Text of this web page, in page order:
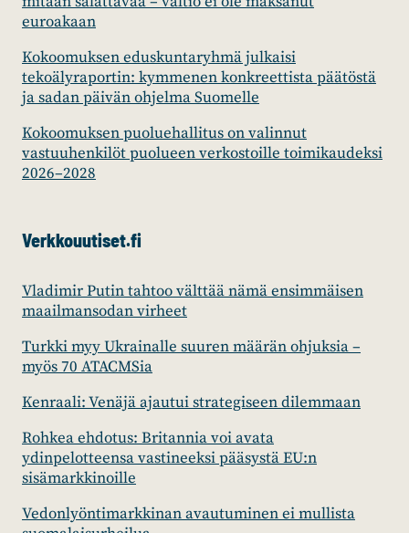
euroakaan
Kokoomuksen eduskuntaryhmä julkaisi
tekoälyraportin: kymmenen konkreettista päätöstä
ja sadan päivän ohjelma Suomelle
Kokoomuksen puoluehallitus on valinnut
vastuuhenkilöt puolueen verkostoille toimikaudeksi
2026–2028
Verkkouutiset.fi
Vladimir Putin tahtoo välttää nämä ensimmäisen
maailmansodan virheet
Turkki myy Ukrainalle suuren määrän ohjuksia –
myös 70 ATACMSia
Kenraali: Venäjä ajautui strategiseen dilemmaan
Rohkea ehdotus: Britannia voi avata
ydinpelotteensa vastineeksi pääsystä EU:n
sisämarkkinoille
Vedonlyöntimarkkinan avautuminen ei mullista